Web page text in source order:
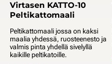
Virtasen KATTO-10
Peltikattomaali
Peltikattomaali jossa on kaksi
maalia yhdessä, ruosteenesto ja
valmis pinta yhdellä sivelyllä
kaikille peltikatoille.